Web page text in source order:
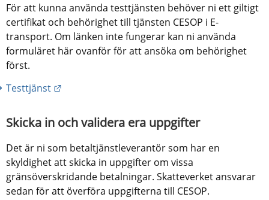
För att kunna använda testtjänsten behöver ni ett giltigt
certifikat och behörighet till tjänsten CESOP i E-
transport. Om länken inte fungerar kan ni använda
formuläret här ovanför för att ansöka om behörighet
först.
Testtjänst
Skicka in och validera era uppgifter
Det är ni som betaltjänstleverantör som har en
skyldighet att skicka in uppgifter om vissa
gränsöverskridande betalningar. Skatteverket ansvarar
sedan för att överföra uppgifterna till CESOP.